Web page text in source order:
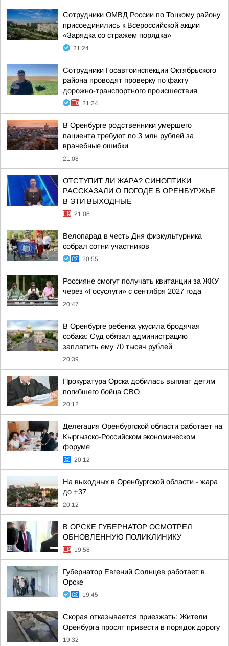
Сотрудники ОМВД России по Тоцкому району
присоединились к Всероссийской акции
«Зарядка со стражем порядка»
21:24
Сотрудники Госавтоинспекции Октябрьского
района проводят проверку по факту
дорожно-транспортного происшествия
21:24
В Оренбурге родственники умершего
пациента требуют по 3 млн рублей за
врачебные ошибки
21:08
ОТСТУПИТ ЛИ ЖАРА? СИНОПТИКИ
РАССКАЗАЛИ О ПОГОДЕ В ОРЕНБУРЖЬЕ
В ЭТИ ВЫХОДНЫЕ
21:08
Велопарад в честь Дня физкультурника
собрал сотни участников
20:55
Россияне смогут получать квитанции за ЖКУ
через «Госуслуги» с сентября 2027 года
20:47
В Оренбурге ребенка укусила бродячая
собака: Суд обязал администрацию
заплатить ему 70 тысяч рублей
20:39
Прокуратура Орска добилась выплат детям
погибшего бойца СВО
20:12
Делегация Оренбургской области работает на
Кыргызско-Российском экономическом
форуме
20:12
На выходных в Оренбургской области - жара
до +37
20:12
В ОРСКЕ ГУБЕРНАТОР ОСМОТРЕЛ
ОБНОВЛЕННУЮ ПОЛИКЛИНИКУ
19:58
Губернатор Евгений Солнцев работает в
Орске
19:45
Скорая отказывается приезжать: Жители
Оренбурга просят привести в порядок дорогу
19:32